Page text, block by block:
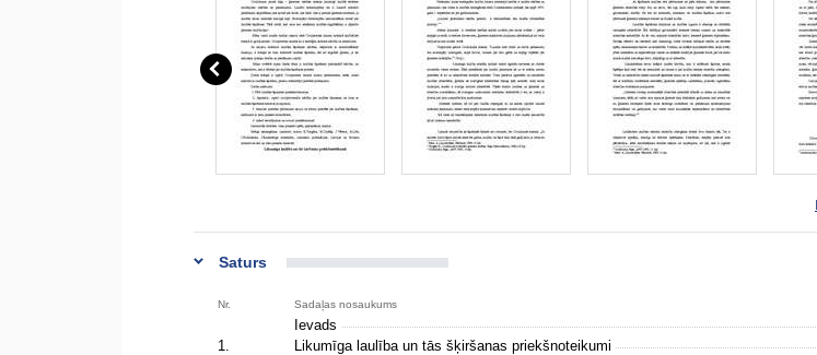
Saturs
Nr. Sadaļas nosaukums
Ievads
1.
Likumīga laulība un tās šķiršanas priekšnoteikumi